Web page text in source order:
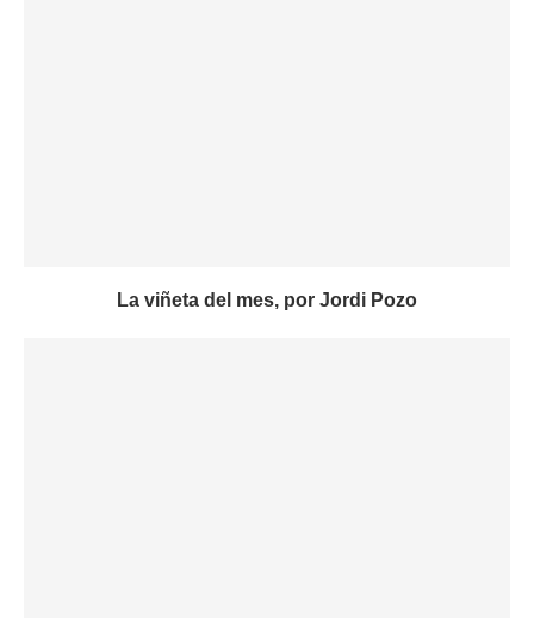
La viñeta del mes, por Jordi Pozo